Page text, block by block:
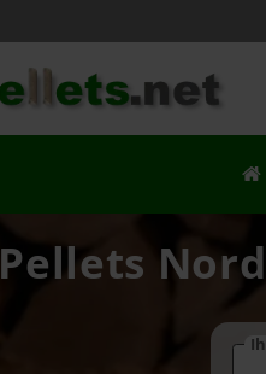
Pellets